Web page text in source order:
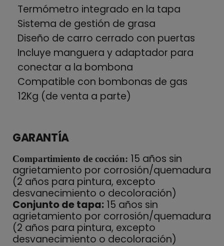
Termómetro integrado en la tapa
Sistema de gestión de grasa
Diseño de carro cerrado con puertas
Incluye manguera y adaptador para
conectar a la bombona
Compatible con bombonas de gas
12Kg (de venta a parte)
GARANTÍA
Compartimiento de cocción: 15 años sin
agrietamiento por corrosión/quemadura
(2 años para pintura, excepto
desvanecimiento o decoloración)
Conjunto de tapa: 15 años sin
agrietamiento por corrosión/quemadura
(2 años para pintura, excepto
desvanecimiento o decoloración)